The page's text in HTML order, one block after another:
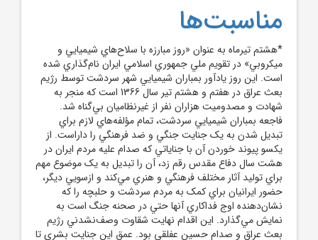
مناسبت‌ها
*هشتم تيرماه به عنوان «روز مبارزه با سلاح‌هاي شيميايي و
ميکروبي» در تقويم ملي جمهوري اسلامي ايران نام‌گذاري شده
است. اين روز يادآور بمباران شيميايي شهر سردشت توسط رژيم
بعث عراق در هفتم و هشتم تير سال 1366 است که منجر به
شهادت و مصدوميت هزاران نفر از غيرنظاميان بي‌گناه شد.
فاجعه بمباران شيميايي سردشت، تمام مؤلفه‌هاي لازم براي
تبديل شدن به يک جنايت جنگي و ضد فرهنگي را داراست. از
يکسو پيوند خوردن آن با جناياتي که صدام عليه مردم ايران در
هشت سال دفاع مقدس رقم زد، آن را تبديل به يک موضوع مهم
براي توليد آثار مختلف فرهنگي و هنري مي‌کند و ازسويي ديگر،
حضور ايرانيان براي کمک به مردم سردشت و حلبچه را که
نشان‌دهنده اوج فداکاري آنها حتي در صحنه جنگ است به
نمايش مي‌گذارد. اين اقدام نهايت شقاوت وصف‌نشدني رژيم
بعث عراق و صدام حسين عفلقي بود. عمق اين جنايت بشري تا